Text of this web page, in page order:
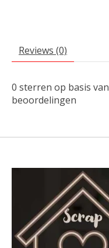
Reviews (0)
0 sterren op basis van
beoordelingen